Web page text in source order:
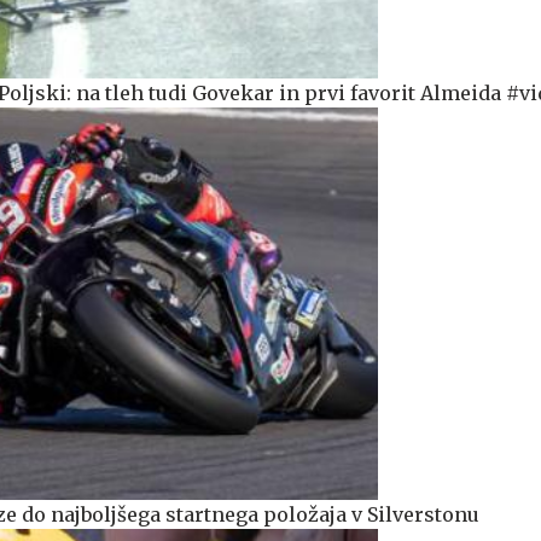
na tleh tudi Govekar in prvi favorit Almeida
do najboljšega startnega položaja v Silverstonu